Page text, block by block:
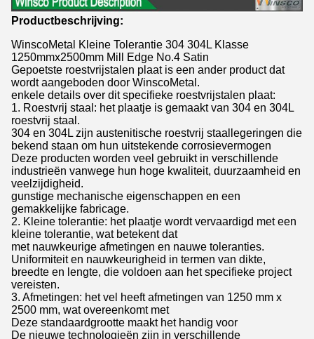
Productbeschrijving:
WinscoMetal Kleine Tolerantie 304 304L Klasse
1250mmx2500mm Mill Edge No.4 Satin
Gepoetste roestvrijstalen plaat is een ander product dat
wordt aangeboden door WinscoMetal.
enkele details over dit specifieke roestvrijstalen plaat:
1. Roestvrij staal: het plaatje is gemaakt van 304 en 304L
roestvrij staal.
304 en 304L zijn austenitische roestvrij staallegeringen die
bekend staan om hun uitstekende corrosievermogen
Deze producten worden veel gebruikt in verschillende
industrieën vanwege hun hoge kwaliteit, duurzaamheid en
veelzijdigheid.
gunstige mechanische eigenschappen en een
gemakkelijke fabricage.
2. Kleine tolerantie: het plaatje wordt vervaardigd met een
kleine tolerantie, wat betekent dat
met nauwkeurige afmetingen en nauwe toleranties.
Uniformiteit en nauwkeurigheid in termen van dikte,
breedte en lengte, die voldoen aan het specifieke project
vereisten.
3. Afmetingen: het vel heeft afmetingen van 1250 mm x
2500 mm, wat overeenkomt met
Deze standaardgrootte maakt het handig voor
De nieuwe technologieën zijn in verschillende